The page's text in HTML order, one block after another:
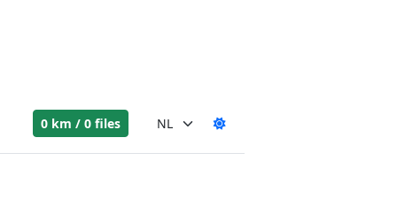
0 km / 0 files